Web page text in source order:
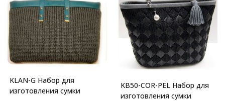
KLAN-G Набор для
изготовления сумки
KB50-COR-PEL Набор для
изготовления сумки